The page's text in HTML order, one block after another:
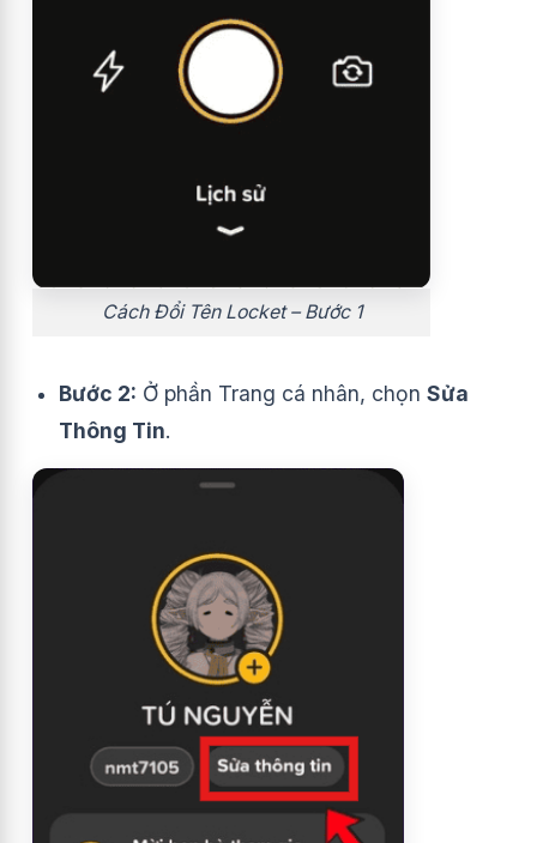
Cách Đổi Tên Locket – Bước 1
Bước 2: Ở phần Trang cá nhân, chọn Sửa
Thông Tin.